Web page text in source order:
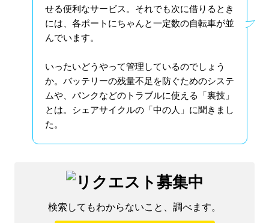
せる便利なサービス。それでも次に借りるとき
には、各ポートにちゃんと一定数の自転車が並
んでいます。
いったいどうやって管理しているのでしょう
か。バッテリーの残量不足を防ぐためのシステ
ムや、パンクなどのトラブルに使える「裏技」
とは。シェアサイクルの「中の人」に聞きまし
た。
検索してもわからないこと、調べます。